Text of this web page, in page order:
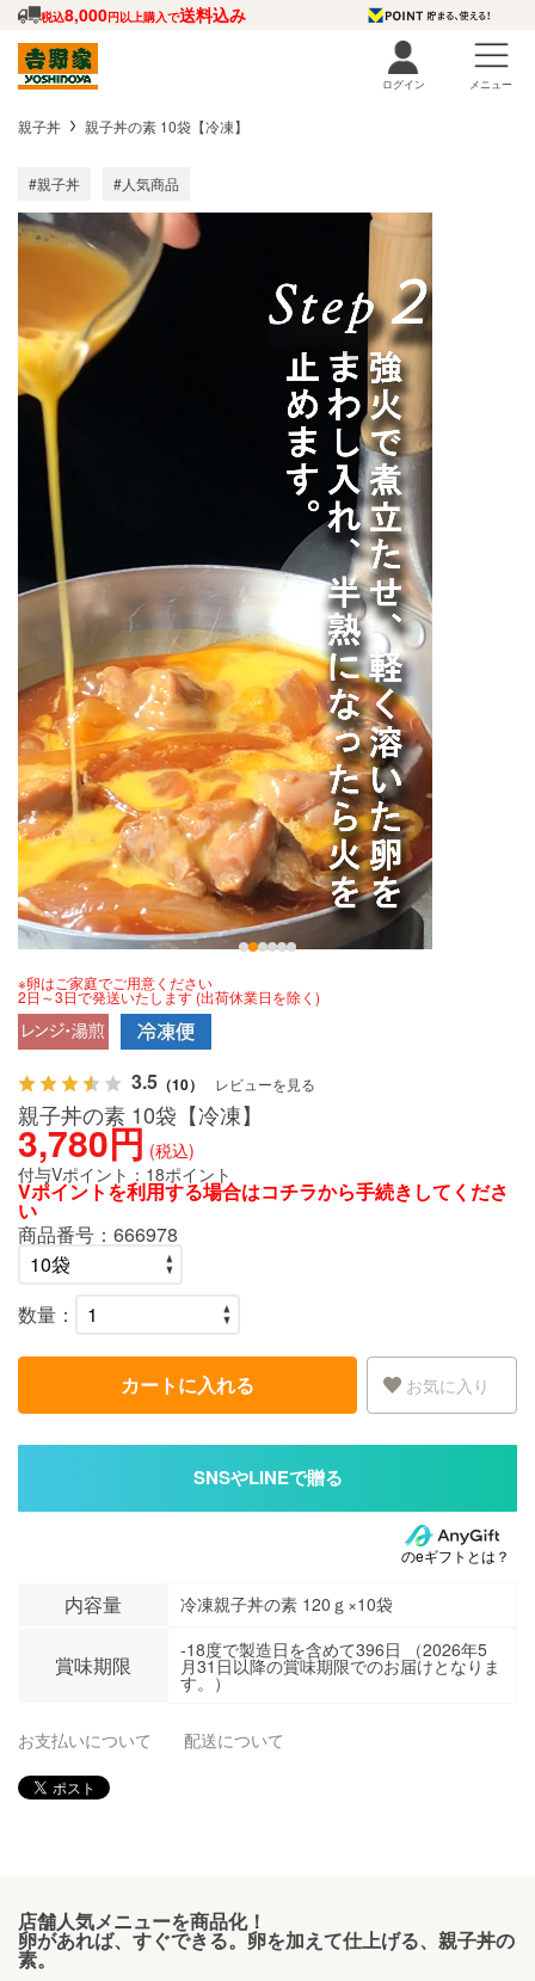
税込8,000円以上購入で送料込み
ログイン メニュー
親子丼 親子丼の素 10袋【冷凍】
#親子丼 #人気商品
※卵はご家庭でご用意ください
2日～3日で発送いたします (出荷休業日を除く)
3.5 （10） レビューを見る
親子丼の素 10袋【冷凍】
3,780円 (税込)
付与Vポイント： 18ポイント
Vポイントを利用する場合はコチラから手続きしてくださ
い
商品番号： 666978
数量：
カートに入れる お気に入り
のeギフトとは？
内容量 冷凍親子丼の素 120ｇ×10袋
賞味期限
-18度で製造日を含めて396日 （2026年5
月31日以降の賞味期限でのお届けとなりま
す。）
お支払いについて 配送について
店舗人気メニューを商品化！
卵があれば、すぐできる。卵を加えて仕上げる、親子丼の
素。